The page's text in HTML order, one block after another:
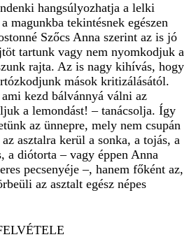
hangsúlyozhatja a lelki
magunkba tekintésnek egészen
Szőcs Anna szerint az is jó
tartunk vagy nem nyomkodjuk a
rajta. Az is nagy kihívás, hogy
mások kritizálásától.
kezd bálvánnyá válni az
a lemondást! – tanácsolja. Így
az ünnepre, mely nem csupán
asztalra kerül a sonka, a tojás, a
a diótorta – vagy éppen Anna
pecsenyéje –, hanem főként az,
az asztalt egész népes